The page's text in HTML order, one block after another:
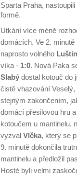
Sparta Praha,
formě.
Utkání více méně
domácích. Ve 2.
naprosto volného
víka - 1:0. Nová Paka
Slabý dostal kotouč do
čistě vhazování
stejným zakončením,
domácí přesilovou hru
kotoučem u mantinelu,
vyzval Vlčka, který se
9. minutě dokončila
mantinelu a předložil
Hosté byli velmi